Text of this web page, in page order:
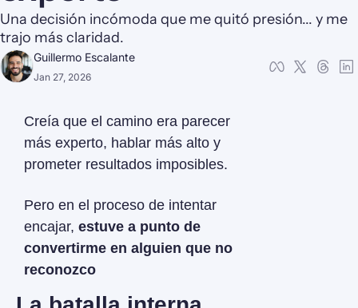
Una decisión incómoda que me quitó presión... y me
trajo más claridad.
Guillermo Escalante
Jan 27, 2026
Creía que el camino era parecer
más experto, hablar más alto y
prometer resultados imposibles.
Pero en el proceso de intentar
encajar, estuve a punto de
convertirme en alguien que no
reconozco